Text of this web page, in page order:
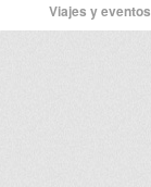
Viajes y eventos